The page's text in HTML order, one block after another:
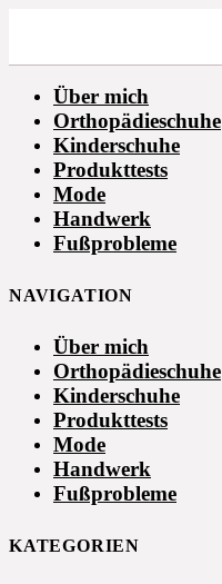
Über mich
Orthopädieschuhe
Kinderschuhe
Produkttests
Mode
Handwerk
Fußprobleme
NAVIGATION
Über mich
Orthopädieschuhe
Kinderschuhe
Produkttests
Mode
Handwerk
Fußprobleme
KATEGORIEN